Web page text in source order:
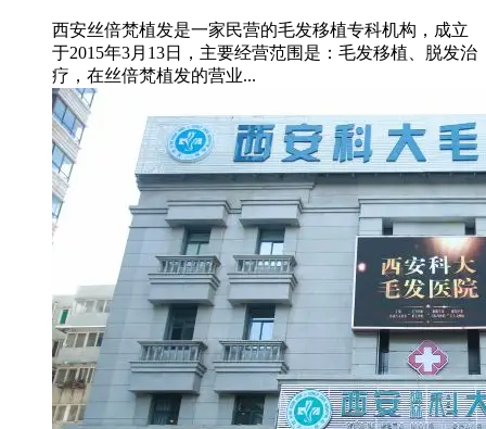
西安丝倍梵植发是一家民营的毛发移植专科机构，成立
于2015年3月13日，主要经营范围是：毛发移植、脱发治
疗，在丝倍梵植发的营业...